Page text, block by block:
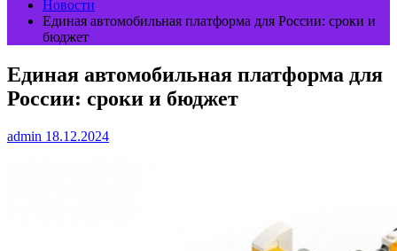
Новости
Единая автомобильная платформа для России: сроки и
бюджет
Единая автомобильная платформа для
России: сроки и бюджет
admin 18.12.2024